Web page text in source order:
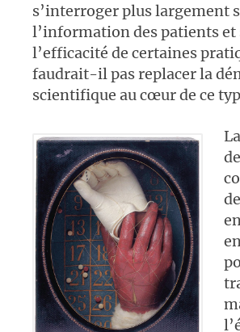
s’interroger plus largement
l’information des patients et
l’efficacité de certaines
faudrait-il pas replacer la
scientifique au cœur de ce